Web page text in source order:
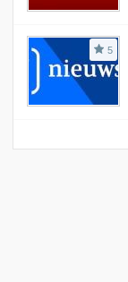
5